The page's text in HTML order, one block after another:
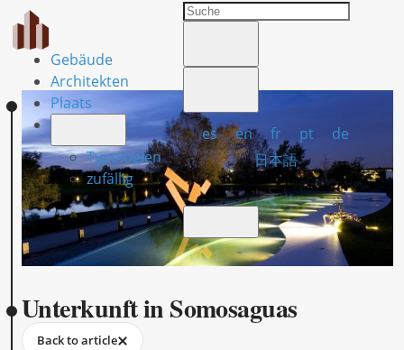
Gebäude
Architekten
Plaats
Typologien
zufällig
es en fr pt
de
日本語
Unterkunft in Somosaguas
Back to article